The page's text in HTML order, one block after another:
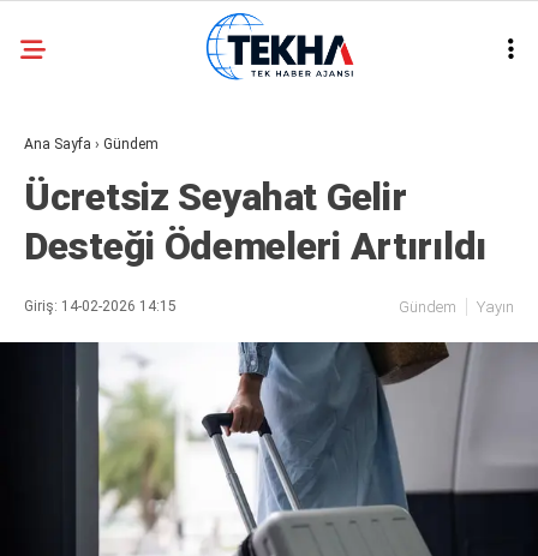
29.6
ASAYIŞ
GÜNDEM
EKONOMI
POLITIKA
SIYASET
METEOROLOJI
Ana Sayfa › Gündem
Ücretsiz Seyahat Gelir
Desteği Ödemeleri Artırıldı
Giriş: 14-02-2026 14:15 Gündem Yayın